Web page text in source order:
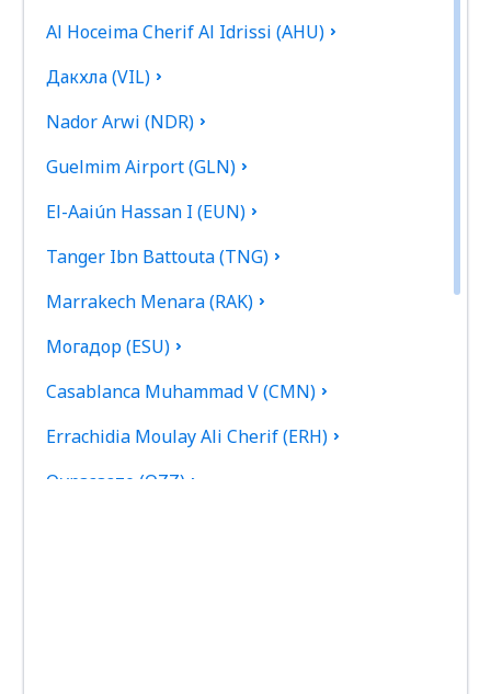
Al Hoceima Cherif Al Idrissi (AHU)
Дакхла (VIL)
Nador Arwi (NDR)
Guelmim Airport (GLN)
El-Aaiún Hassan I (EUN)
Tanger Ibn Battouta (TNG)
Marrakech Menara (RAK)
Могадор (ESU)
Casablanca Muhammad V (CMN)
Errachidia Moulay Ali Cherif (ERH)
Оурзазате (OZZ)